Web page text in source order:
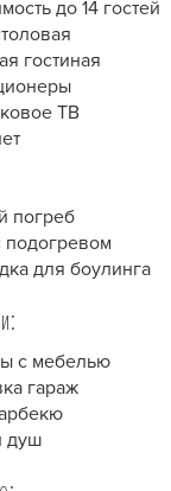
до 14 гостей
гостиная
ТВ
погреб
подогревом
для боулинга
с мебелью
гараж
душ